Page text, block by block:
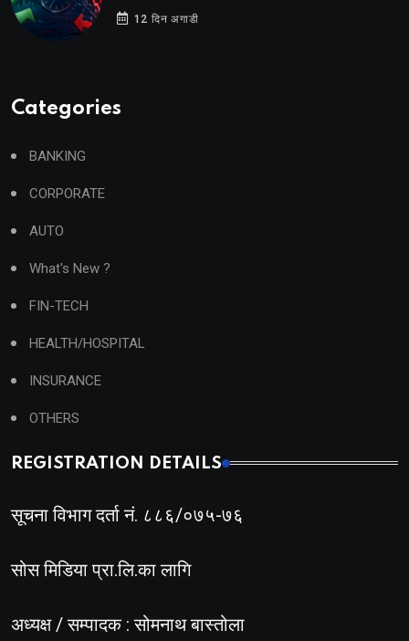
12 दिन अगाडी
Categories
BANKING
CORPORATE
AUTO
What's New ?
FIN-TECH
HEALTH/HOSPITAL
INSURANCE
OTHERS
REGISTRATION DETAILS
सूचना विभाग दर्ता नं. ८८६/०७५-७६
सोस मिडिया प्रा.लि.का लागि
अध्यक्ष / सम्पादक : सोमनाथ बास्तोला